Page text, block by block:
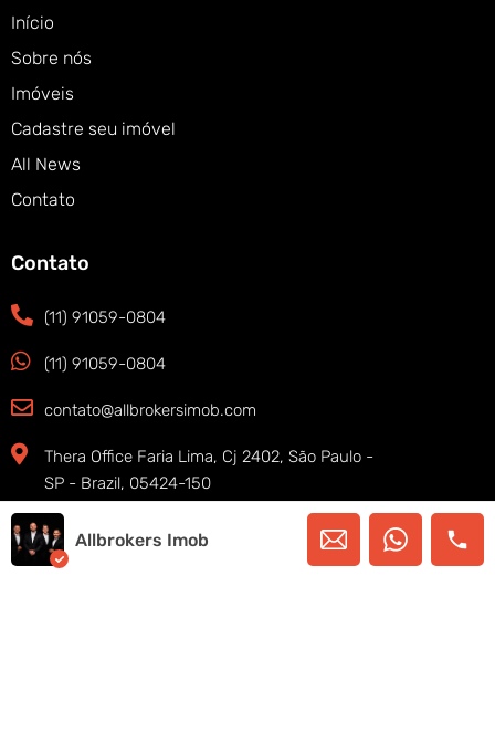
Início
Sobre nós
Imóveis
Cadastre seu imóvel
All News
Contato
Contato
(11) 91059-0804
(11) 91059-0804
contato@allbrokersimob.com
Thera Office Faria Lima, Cj 2402, São Paulo -
SP - Brazil, 05424-150
Allbrokers Imob